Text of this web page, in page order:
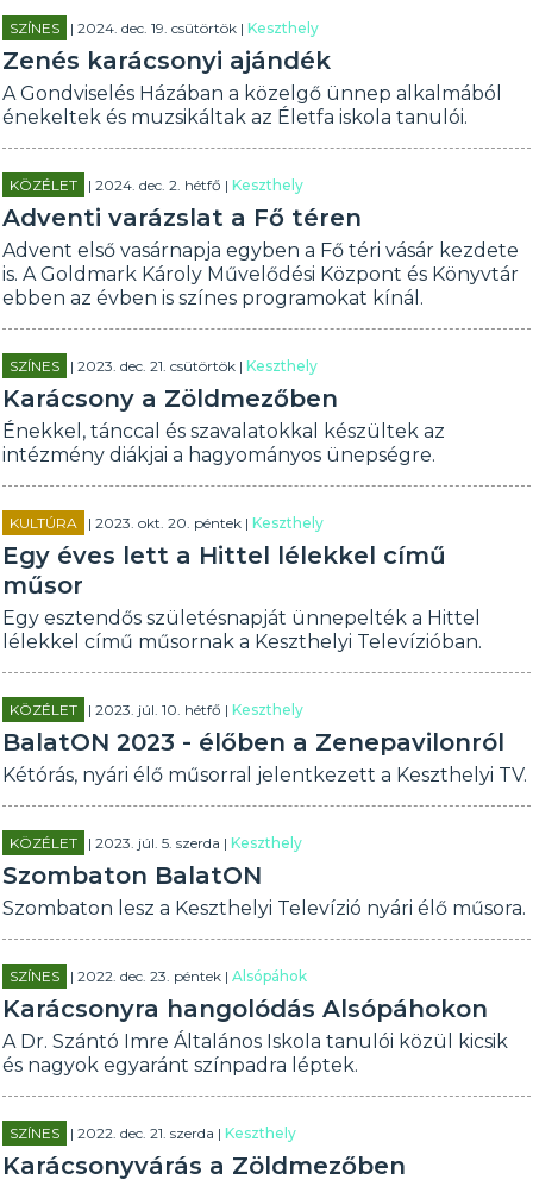
SZÍNES | 2024. dec. 19. csütörtök |Keszthely
Zenés karácsonyi ajándék
A Gondviselés Házában a közelgő ünnep alkalmából
énekeltek és muzsikáltak az Életfa iskola tanulói.
KÖZÉLET | 2024. dec. 2. hétfő |Keszthely
Adventi varázslat a Fő téren
Advent első vasárnapja egyben a Fő téri vásár kezdete
is. A Goldmark Károly Művelődési Központ és Könyvtár
ebben az évben is színes programokat kínál.
SZÍNES | 2023. dec. 21. csütörtök |Keszthely
Karácsony a Zöldmezőben
Énekkel, tánccal és szavalatokkal készültek az
intézmény diákjai a hagyományos ünepségre.
KULTÚRA | 2023. okt. 20. péntek |Keszthely
Egy éves lett a Hittel lélekkel című
műsor
Egy esztendős születésnapját ünnepelték a Hittel
lélekkel című műsornak a Keszthelyi Televízióban.
KÖZÉLET | 2023. júl. 10. hétfő |Keszthely
BalatON 2023 - élőben a Zenepavilonról
Kétórás, nyári élő műsorral jelentkezett a Keszthelyi TV.
KÖZÉLET | 2023. júl. 5. szerda |Keszthely
Szombaton BalatON
Szombaton lesz a Keszthelyi Televízió nyári élő műsora.
SZÍNES | 2022. dec. 23. péntek |Alsópáhok
Karácsonyra hangolódás Alsópáhokon
A Dr. Szántó Imre Általános Iskola tanulói közül kicsik
és nagyok egyaránt színpadra léptek.
SZÍNES | 2022. dec. 21. szerda |Keszthely
Karácsonyvárás a Zöldmezőben